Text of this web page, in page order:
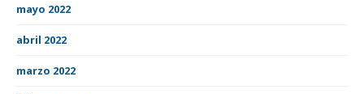
mayo 2022
abril 2022
marzo 2022